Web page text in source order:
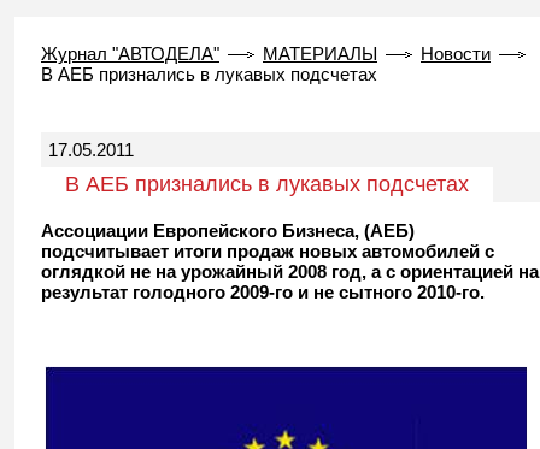
Журнал "АВТОДЕЛА" МАТЕРИАЛЫ
Новости
В АЕБ признались в лукавых подсчетах
17.05.2011
В АЕБ признались в лукавых подсчетах
Ассоциации Европейского Бизнеса, (АЕБ)
подсчитывает итоги продаж новых автомобилей с
оглядкой не на урожайный 2008 год, а с ориентацией на
результат голодного 2009-го и не сытного 2010-го.